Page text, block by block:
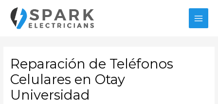
contenido
Reparación de Teléfonos
Celulares en Otay
Universidad